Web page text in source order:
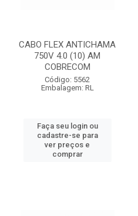
CABO FLEX ANTICHAMA
750V 4.0 (10) AM
COBRECOM
Código: 5562
Embalagem: RL
Faça seu login ou
cadastre-se para
ver preços e
comprar